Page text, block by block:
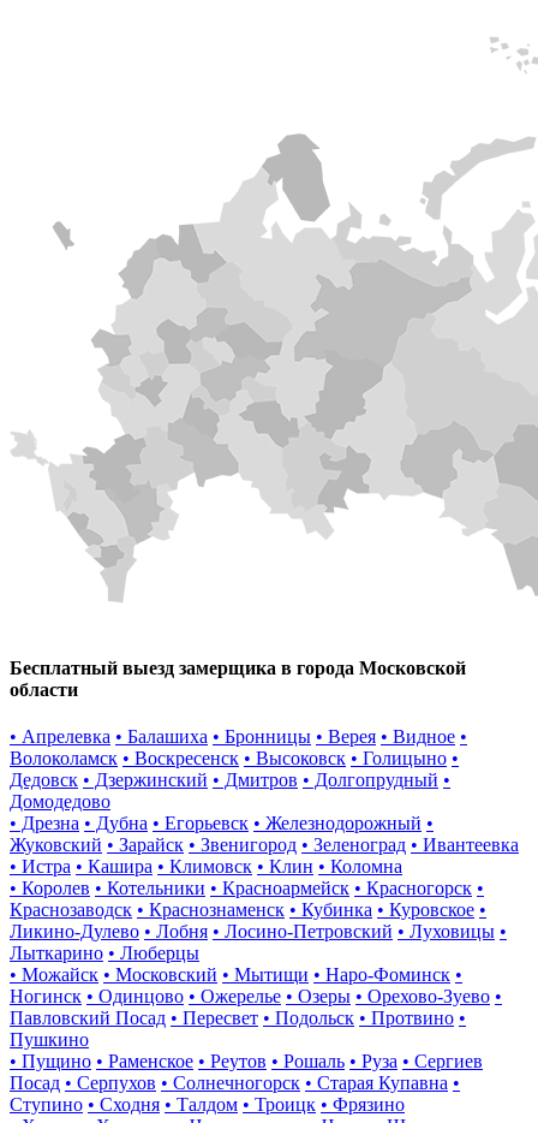
Бесплатный выезд замерщика в города Московской
области
• Апрелевка • Балашиха • Бронницы • Верея • Видное •
Волоколамск • Воскресенск • Высоковск • Голицыно •
Дедовск • Дзержинский • Дмитров • Долгопрудный •
Домодедово
• Дрезна • Дубна • Егорьевск • Железнодорожный •
Жуковский • Зарайск • Звенигород • Зеленоград • Ивантеевка
• Истра • Кашира • Климовск • Клин • Коломна
• Королев • Котельники • Красноармейск • Красногорск •
Краснозаводск • Краснознаменск • Кубинка • Куровское •
Ликино-Дулево • Лобня • Лосино-Петровский • Луховицы •
Лыткарино • Люберцы
• Можайск • Московский • Мытищи • Наро-Фоминск •
Ногинск • Одинцово • Ожерелье • Озеры • Орехово-Зуево •
Павловский Посад • Пересвет • Подольск • Протвино •
Пушкино
• Пущино • Раменское • Реутов • Рошаль • Руза • Сергиев
Посад • Серпухов • Солнечногорск • Старая Купавна •
Ступино • Сходня • Талдом • Троицк • Фрязино